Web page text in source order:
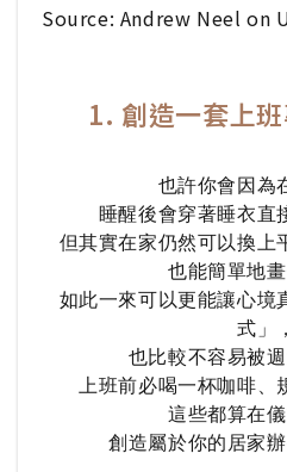
Source: Andrew Neel on
1. 創造一套上
也許你會因為
睡醒後會穿著睡衣直
但其實在家仍然可以換上
也能簡單地畫
如此一來可以更能讓心境
式」，
也比較不容易被週
上班前必喝一杯咖啡、
這些都算在儀
創造屬於你的居家辦